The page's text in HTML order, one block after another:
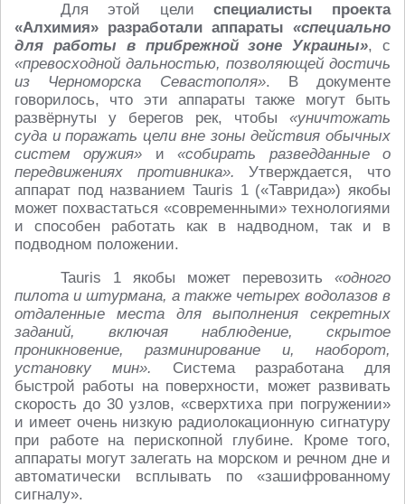
Для этой цели специалисты проекта
«Алхимия» разработали аппараты «специально
для работы в прибрежной зоне Украины», с
«превосходной дальностью, позволяющей достичь
из Черноморска Севастополя». В документе
говорилось, что эти аппараты также могут быть
развёрнуты у берегов рек, чтобы «уничтожать
суда и поражать цели вне зоны действия обычных
систем оружия» и«собирать разведданные о
передвижениях противника». Утверждается, что
аппарат под названием Tauris 1 («Таврида») якобы
может похвастаться «современными» технологиями
и способен работать как в надводном, так и в
подводном положении.
Tauris 1 якобы может перевозить «одного
пилота и штурмана, а также четырех водолазов в
отдаленные места для выполнения секретных
заданий, включая наблюдение, скрытое
проникновение, разминирование и, наоборот,
установку мин». Система разработана для
быстрой работы на поверхности, может развивать
скорость до 30 узлов, «сверхтиха при погружении»
и имеет очень низкую радиолокационную сигнатуру
при работе на перископной глубине. Кроме того,
аппараты могут залегать на морском и речном дне и
автоматически всплывать по «зашифрованному
сигналу».